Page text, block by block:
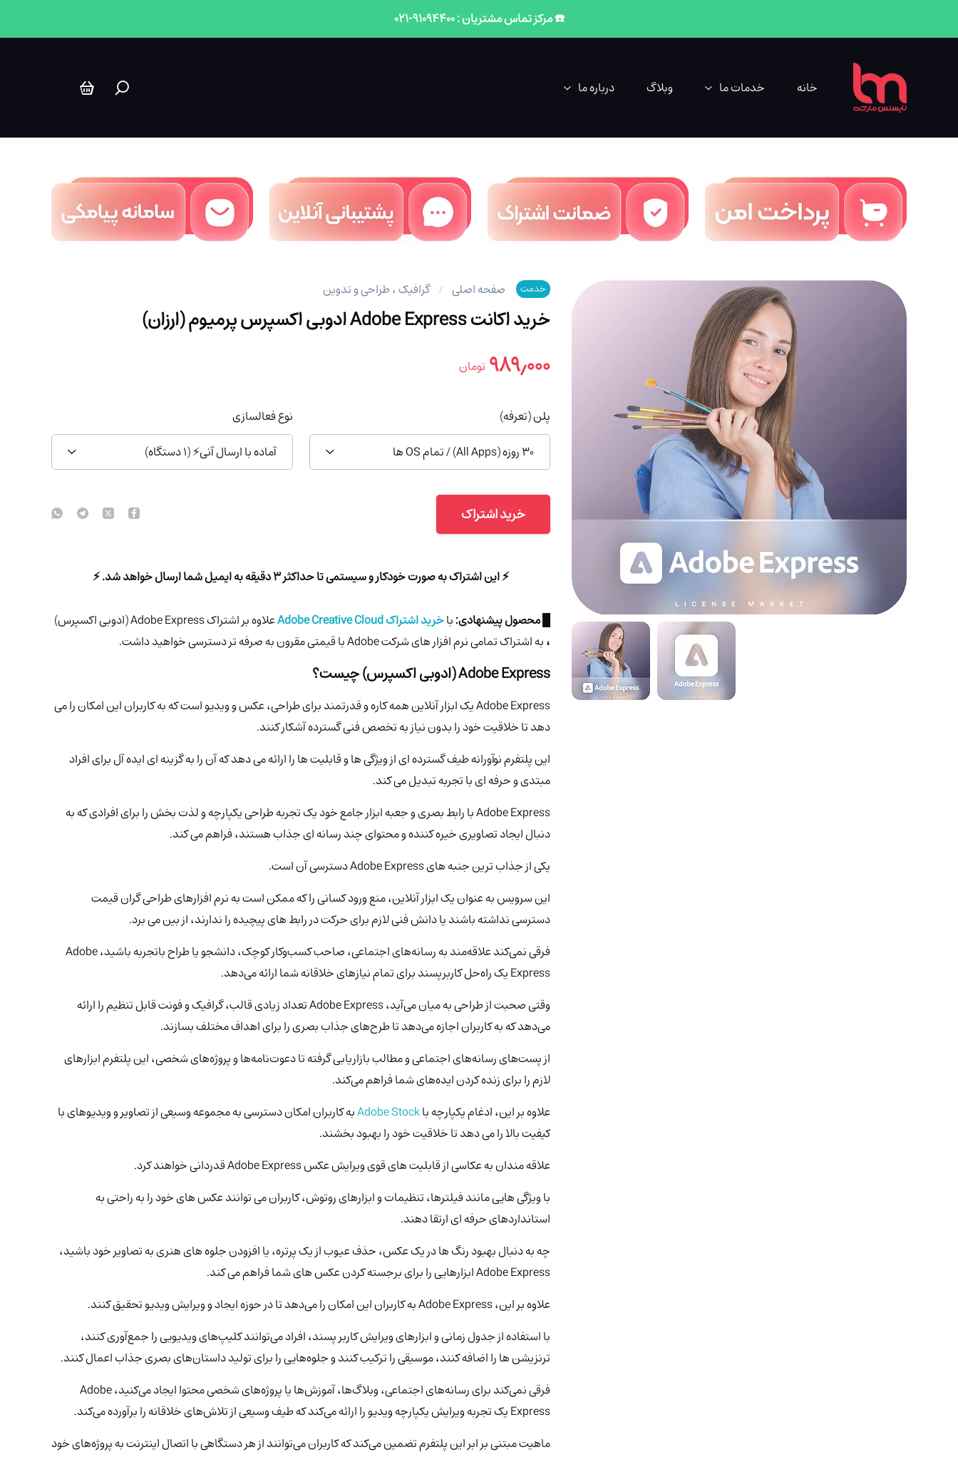
☎️ مرکز تماس مشتریان : 91094400-021
خانه خدمات ما وبلاگ درباره ما
خدمت صفحه اصلی گرافیک ، طراحی و تدوین
خرید اکانت Adobe Express ادوبی اکسپرس پرمیوم (ارزان)
۹۸۹٫۰۰۰ تومان
پلن (تعرفه)
30 روزه (All Apps) / تمام OS ها
نوع فعالسازی
آماده با ارسال آنی⚡ (1 دستگاه)
خرید اشتراک
⚡ این اشتراک به صورت خودکار و سیستمی تا حداکثر 3 دقیقه به ایمیل شما ارسال خواهد شد. ⚡
█ محصول پیشنهادی:باخرید اشتراک Adobe Creative Cloud
علاوه بر اشتراک Adobe Express (ادوبی اکسپرس)
،به اشتراک تمامی نرم افزار های شرکت Adobe با قیمتی مقرون به صرفه تر دسترسی خواهید داشت.
Adobe Express (ادوبی اکسپرس) چیست؟
Adobe Express یک ابزار آنلاین همه کاره و قدرتمند برای طراحی، عکس و ویدیو است که به کاربران این امکان را می
دهد تا خلاقیت خود را بدون نیاز به تخصص فنی گسترده آشکار کنند.
این پلتفرم نوآورانه طیف گسترده ای از ویژگی ها و قابلیت ها را ارائه می دهد که آن را به گزینه ای ایده آل برای افراد
مبتدی و حرفه ای با تجربه تبدیل می کند.
Adobe Express با رابط بصری و جعبه ابزار جامع خود یک تجربه طراحی یکپارچه و لذت بخش را برای افرادی که به
دنبال ایجاد تصاویری خیره کننده و محتوای چند رسانه ای جذاب هستند، فراهم می کند.
یکی از جذاب ترین جنبه های Adobe Express دسترسی آن است.
این سرویس به عنوان یک ابزار آنلاین، منع ورود کسانی را که ممکن است به نرم افزارهای طراحی گران قیمت
دسترسی نداشته باشند یا دانش فنی لازم برای حرکت در رابط های پیچیده را ندارند، از بین می برد.
فرقی نمی‌کند علاقه‌مند به رسانه‌های اجتماعی، صاحب کسب‌وکار کوچک، دانشجو یا طراح باتجربه باشید، Adobe
Express یک راه‌حل کاربرپسند برای تمام نیازهای خلاقانه شما ارائه می‌دهد.
وقتی صحبت از طراحی به میان می‌آید، Adobe Express تعداد زیادی قالب، گرافیک و فونت قابل تنظیم را ارائه
می‌دهد که به کاربران اجازه می‌دهد تا طرح‌های جذاب بصری را برای اهداف مختلف بسازند.
از پست‌های رسانه‌های اجتماعی و مطالب بازاریابی گرفته تا دعوت‌نامه‌ها و پروژه‌های شخصی، این پلتفرم ابزارهای
لازم را برای زنده کردن ایده‌های شما فراهم می‌کند.
علاوه بر این، ادغام یکپارچه باAdobe Stockبه کاربران امکان دسترسی به مجموعه وسیعی از تصاویر و ویدیوهای با
کیفیت بالا را می دهد تا خلاقیت خود را بهبود بخشند.
علاقه مندان به عکاسی از قابلیت های قوی ویرایش عکس Adobe Express قدردانی خواهند کرد.
با ویژگی هایی مانند فیلترها، تنظیمات و ابزارهای روتوش، کاربران می توانند عکس های خود را به راحتی به
استانداردهای حرفه ای ارتقا دهند.
چه به دنبال بهبود رنگ ها در یک عکس، حذف عیوب از یک پرتره، یا افزودن جلوه های هنری به تصاویر خود باشید،
Adobe Express ابزارهایی را برای برجسته کردن عکس های شما فراهم می کند.
علاوه بر این، Adobe Express به کاربران این امکان را می‌دهد تا در حوزه ایجاد و ویرایش ویدیو تحقیق کنند.
با استفاده از جدول زمانی و ابزارهای ویرایش کاربر پسند، افراد می‌توانند کلیپ‌های ویدیویی را جمع‌آوری کنند،
ترنزیشن ها را اضافه کنند، موسیقی را ترکیب کنند و جلوه‌هایی را برای تولید داستان‌های بصری جذاب اعمال کنند.
فرقی نمی‌کند برای رسانه‌های اجتماعی، وبلاگ‌ها، آموزش‌ها یا پروژه‌های شخصی محتوا ایجاد می‌کنید، Adobe
Express یک تجربه ویرایش یکپارچه ویدیو را ارائه می‌کند که طیف وسیعی از تلاش‌های خلاقانه را برآورده می‌کند.
ماهیت مبتنی بر ابر این پلتفرم تضمین می‌کند که کاربران می‌توانند از هر دستگاهی با اتصال اینترنت به پروژه‌های خود